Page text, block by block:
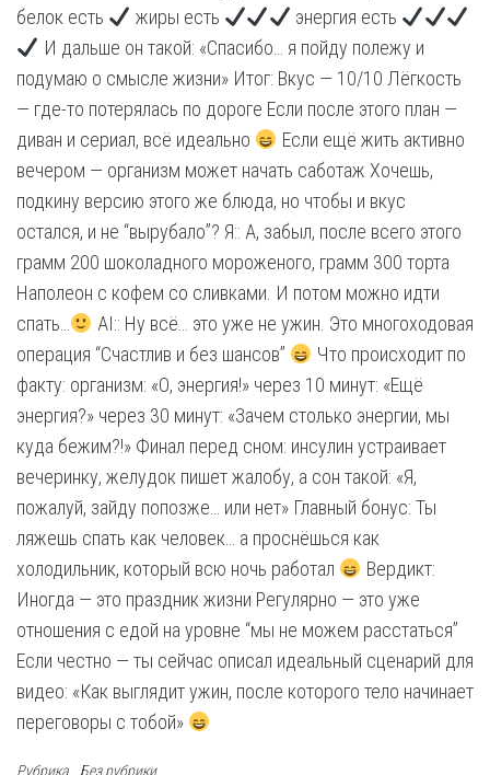
белок есть
жиры есть
энергия есть
И дальше он такой: «Спасибо… я пойду полежу и
подумаю о смысле жизни» Итог: Вкус — 10/10 Лёгкость
— где-то потерялась по дороге Если после этого план —
диван и сериал, всё идеально
Если ещё жить активно
вечером — организм может начать саботаж Хочешь,
подкину версию этого же блюда, но чтобы и вкус
остался, и не “вырубало”? Я:: А, забыл, после всего этого
грамм 200 шоколадного мороженого, грамм 300 торта
Наполеон с кофем со сливками. И потом можно идти
спать…
AI:: Ну всё… это уже не ужин. Это многоходовая
операция “Счастлив и без шансов”
Что происходит по
факту: организм: «О, энергия!» через 10 минут: «Ещё
энергия?» через 30 минут: «Зачем столько энергии, мы
куда бежим?!» Финал перед сном: инсулин устраивает
вечеринку, желудок пишет жалобу, а сон такой: «Я,
пожалуй, зайду попозже… или нет» Главный бонус: Ты
ляжешь спать как человек… а проснёшься как
холодильник, который всю ночь работал
Вердикт:
Иногда — это праздник жизни Регулярно — это уже
отношения с едой на уровне “мы не можем расстаться”
Если честно — ты сейчас описал идеальный сценарий для
видео: «Как выглядит ужин, после которого тело начинает
переговоры с тобой»
Рубрика Без рубрики